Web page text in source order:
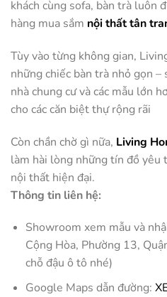
khách cùng sofa, bàn trà luôn
hàng mua sắm nội thất tân
Tùy vào từng không gian,
những chiếc bàn trà nhỏ gọn –
nhà chung cư và các mẫu lớn
cho các căn biệt thự rộng rãi
Còn chần chờ gì nữa, Living
làm hài lòng những tín đồ yêu
nội thất hiện đại.
Thông tin liên hệ:
Showroom xem mẫu và
Cộng Hòa, Phường 13,
chỗ đậu ô tô nhé)
Google Maps dẫn đường: